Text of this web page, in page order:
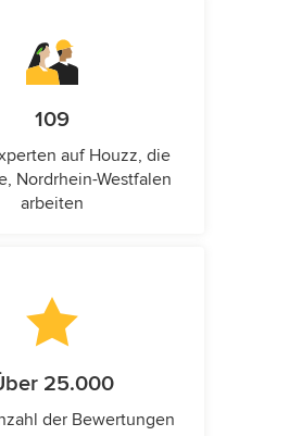
109
auf Houzz, die
Nordrhein-Westfalen
arbeiten
25.000
der Bewertungen